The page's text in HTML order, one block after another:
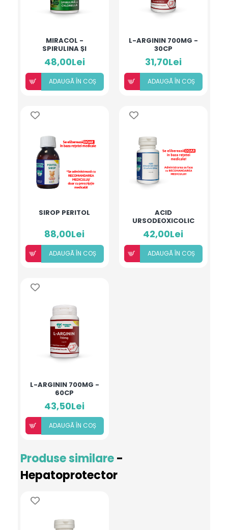
MIRACOL -
SPIRULINA ȘI
CHLORELLA
48,00Lei
ADAUGÃ ÎN COȘ
L-ARGININ 700MG -
30CP
31,70Lei
ADAUGÃ ÎN COȘ
SIROP PERITOL
88,00Lei
ADAUGÃ ÎN COȘ
ACID
URSODEOXICOLIC
250 MG
42,00Lei
ADAUGÃ ÎN COȘ
L-ARGININ 700MG -
60CP
43,50Lei
ADAUGÃ ÎN COȘ
Produse similare-
Hepatoprotector